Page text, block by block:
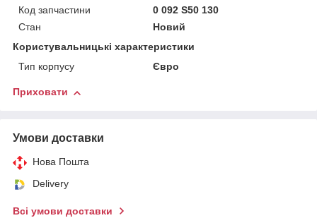
Код запчастини
0 092 S50 130
Стан
Новий
Користувальницькі характеристики
Тип корпусу
Євро
Приховати
Умови доставки
Нова Пошта
Delivery
Всі умови доставки